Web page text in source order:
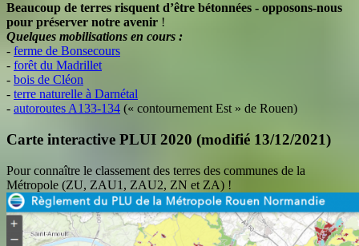
Beaucoup de terres risquent d’être bétonnées - opposons-nous
pour préserver notre avenir !
Quelques mobilisations en cours :
- ferme de Bonsecours
- forêt du Madrillet
- bois de Cléon
- terre naturelle à Darnétal
- autoroutes A133-134 (« contournement Est » de Rouen)
Carte interactive PLUI 2020 (modifié 13/12/2021)
Pour connaître le classement des terres des communes de la
Métropole (ZU, ZAU1, ZAU2, ZN et ZA) !